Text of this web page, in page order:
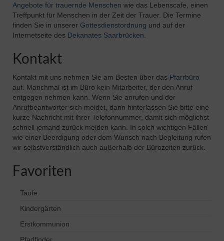
Angebote für trauernde Menschen wie das Lebenscafe, einen
Treffpunkt für Menschen in der Zeit der Trauer. Die Termine
finden Sie in unserer Gottesdienstordnung und auf der
Internetseite des Dekanates Saarbrücken.
Kontakt
Kontakt mit uns nehmen Sie am Besten über das Pfarrbüro
auf. Manchmal ist im Büro kein Mitarbeiter, der den Anruf
entgegen nehmen kann. Wenn Sie anrufen und der
Anrufbeantworter sich meldet, dann hinterlassen Sie bitte eine
kurze Nachricht mit ihrer Telefonnummer, damit sich möglichst
schnell jemand zurück melden kann. In solch wichtigen Fällen
wie einer Beerdigung oder dem Wunsch nach Begleitung rufen
wir selbstverständlich auch außerhalb der Bürozeiten zurück.
Favoriten
Taufe
Kindergärten
Erstkommunion